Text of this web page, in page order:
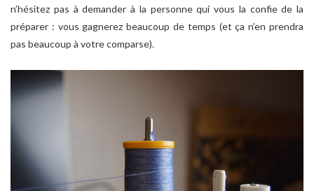
n’hésitez pas à demander à la personne qui vous la confie de la
préparer : vous gagnerez beaucoup de temps (et ça n’en prendra
pas beaucoup à votre comparse).